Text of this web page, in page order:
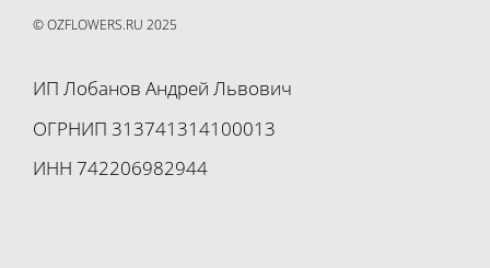
© OZFLOWERS.RU 2025
ИП Лобанов Андрей Львович
ОГРНИП 313741314100013
ИНН 742206982944